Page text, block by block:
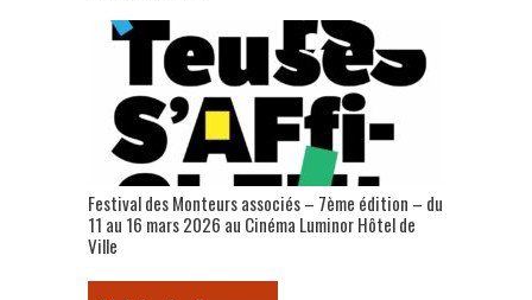
Festival des Monteurs associés – 7ème édition – du
11 au 16 mars 2026 au Cinéma Luminor Hôtel de
Ville